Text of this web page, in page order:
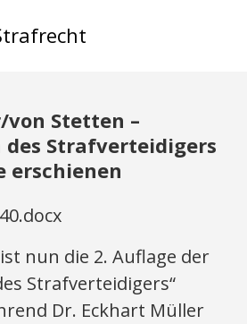
Stetten –
Strafverteidigers
erschienen
nun die 2. Auflage der
Strafverteidigers“
Dr. Eckhart Müller